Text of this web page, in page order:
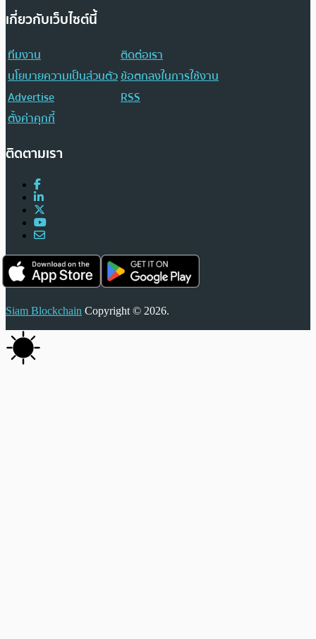
เกี่ยวกับเว็บไซต์นี้
ทีมงาน
ติดต่อเรา
นโยบายความเป็นส่วนตัวข้อตกลงในการใช้งาน
Advertise
RSS
ตั้งค่าคุกกี้
ติดตามเรา
Siam Blockchain Copyright © 2026.